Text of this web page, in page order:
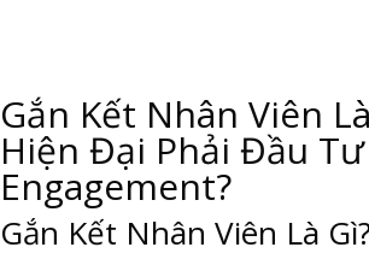
Gắn Kết Nhân Viên
Hiện Đại Phải Đầu
Engagement?
Gắn Kết Nhân Viên Là